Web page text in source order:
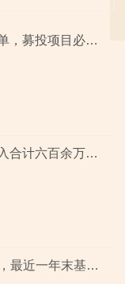
从主板到北交所，7亿元营收油田技术服务商两次撤单，募投项目必要性与核心技术竞争力遭“拷问”
近三年营收累计超9亿元，拓展国际市场背后外销收入合计六百余万元，辅导期间参与高校牵头的重点研发项目，大客户股东或与该高校人员“同名”
业绩基准集中调整，部分基金资产配置或“偏离”基准，最近一年末基金经理自持份额回落